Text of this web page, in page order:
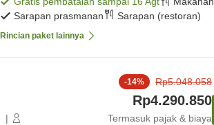
Sarapan prasmanan
Sarapan (restoran)
Rincian paket lainnya
|
-14% Rp5.048.058
Rp4.290.850
Termasuk pajak & biaya